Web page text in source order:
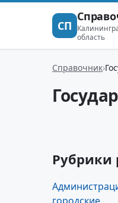
СП
область
Справочник
Рубрики